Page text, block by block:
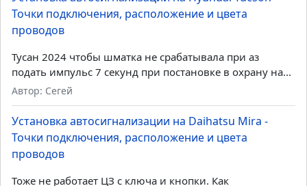
Установка автосигнализации на Toyota Probox -
Точки подключения, расположение и цвета
Не все готовы платить за can-модуль и прочие кановые
сиги. На Авито пруд пруди установщиков по...
Автор: Zloy-kot
Установка автосигнализации на Hyundai Tucson -
Точки подключения, расположение и цвета